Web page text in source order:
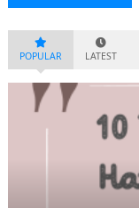
POPULAR LATEST